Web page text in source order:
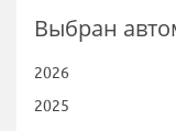
Выбран
2026
2025